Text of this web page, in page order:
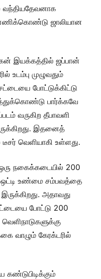
ஜாலியான
இயக்கத்தில் ஜப்பான்
உடம்பு முழுவதும்
போட்டுக்கிட்டு
பார்க்கவே
வருகிற தீபாவளி
இதனைத்
வெளியாகி உள்ளது.
நகைக்கடையில் 200
ஒட்டி உண்மை சம்பவத்தை
அதாவது
போட்டு 200
வாழும் கேரக்டரில்